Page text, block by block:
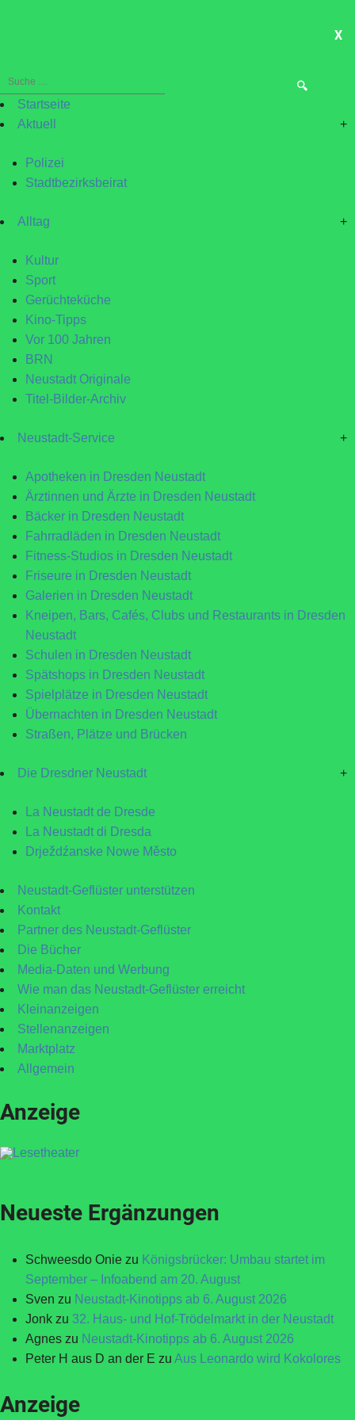
X
Suche
nach:Startseite
Aktuell
+
Polizei
Stadtbezirksbeirat
Alltag +
Kultur
Sport
Gerüchteküche
Kino-Tipps
Vor 100 Jahren
BRN
Neustadt Originale
Titel-Bilder-Archiv
Neustadt-Service +
Apotheken in Dresden Neustadt
Ärztinnen und Ärzte in Dresden Neustadt
Bäcker in Dresden Neustadt
Fahrradläden in Dresden Neustadt
Fitness-Studios in Dresden Neustadt
Friseure in Dresden Neustadt
Galerien in Dresden Neustadt
Kneipen, Bars, Cafés, Clubs und Restaurants in Dresden
Neustadt
Schulen in Dresden Neustadt
Spätshops in Dresden Neustadt
Spielplätze in Dresden Neustadt
Übernachten in Dresden Neustadt
Straßen, Plätze und Brücken
Die Dresdner Neustadt +
La Neustadt de Dresde
La Neustadt di Dresda
Drježdźanske Nowe Město
Neustadt-Geflüster unterstützen
Kontakt
Partner des Neustadt-Geflüster
Die Bücher
Media-Daten und Werbung
Wie man das Neustadt-Geflüster erreicht
Kleinanzeigen
Stellenanzeigen
Marktplatz
Allgemein
Anzeige
Neueste Ergänzungen
Schweesdo Onie zu Königsbrücker: Umbau startet im
September – Infoabend am 20. August
Sven zu Neustadt-Kinotipps ab 6. August 2026
Jonk zu 32. Haus- und Hof-Trödelmarkt in der Neustadt
Agnes zu Neustadt-Kinotipps ab 6. August 2026
Peter H aus D an der E zu Aus Leonardo wird Kokolores
Anzeige